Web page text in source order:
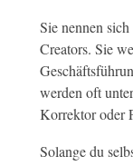
Sie nennen
Creators. Sie
werden oft
Korrektor oder
Solange du